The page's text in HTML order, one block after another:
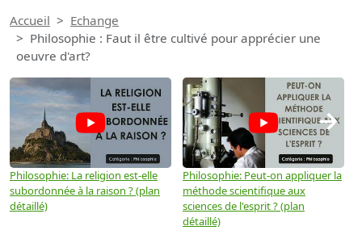
Accueil
Echange
Philosophie : Faut il être cultivé pour apprécier une
oeuvre d'art?
Philosophie: La religion est-elle
subordonnée à la raison ? (plan
détaillé)
Philosophie: Peut-on appliquer la
méthode scientifique aux
sciences de l'esprit ? (plan
détaillé)
→